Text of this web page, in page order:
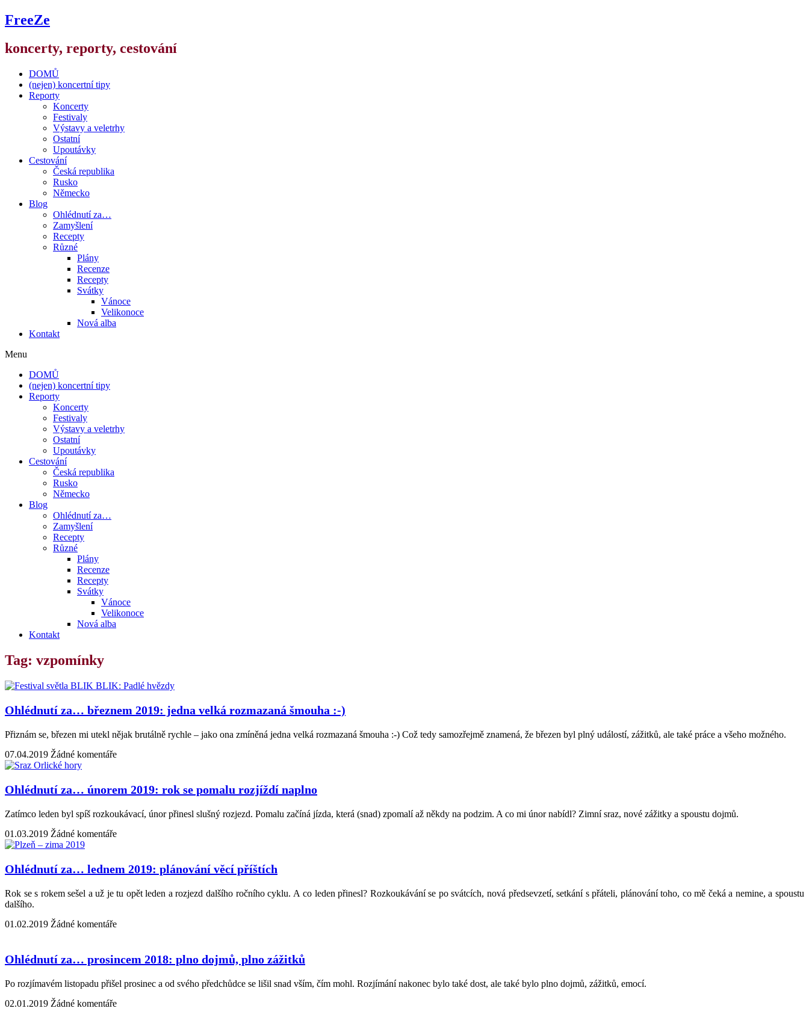
FreeZe
koncerty, reporty, cestování
DOMŮ
(nejen) koncertní tipy
Reporty
Koncerty
Festivaly
Výstavy a veletrhy
Ostatní
Upoutávky
Cestování
Česká republika
Rusko
Německo
Blog
Ohlédnutí za…
Zamyšlení
Recepty
Různé
Plány
Recenze
Recepty
Svátky
Vánoce
Velikonoce
Nová alba
Kontakt
Menu
DOMŮ
(nejen) koncertní tipy
Reporty
Koncerty
Festivaly
Výstavy a veletrhy
Ostatní
Upoutávky
Cestování
Česká republika
Rusko
Německo
Blog
Ohlédnutí za…
Zamyšlení
Recepty
Různé
Plány
Recenze
Recepty
Svátky
Vánoce
Velikonoce
Nová alba
Kontakt
Tag: vzpomínky
Ohlédnutí za… březnem 2019: jedna velká rozmazaná šmouha :-)
Přiznám se, březen mi utekl nějak brutálně rychle – jako ona zmíněná jedna velká rozmazaná šmouha :-) Což tedy samozřejmě znamená, že březen byl plný událostí, zážitků, ale také práce a všeho možného.
07.04.2019 Žádné komentáře
Ohlédnutí za… únorem 2019: rok se pomalu rozjíždí naplno
Zatímco leden byl spíš rozkoukávací, únor přinesl slušný rozjezd. Pomalu začíná jízda, která (snad) zpomalí až někdy na podzim. A co mi únor nabídl? Zimní sraz, nové zážitky a spoustu dojmů.
01.03.2019 Žádné komentáře
Ohlédnutí za… lednem 2019: plánování věcí příštích
Rok se s rokem sešel a už je tu opět leden a rozjezd dalšího ročního cyklu. A co leden přinesl? Rozkoukávání se po svátcích, nová předsevzetí, setkání s přáteli, plánování toho, co mě čeká a nemine, a spoustu
dalšího.
01.02.2019 Žádné komentáře
Ohlédnutí za… prosincem 2018: plno dojmů, plno zážitků
Po rozjímavém listopadu přišel prosinec a od svého předchůdce se lišil snad vším, čím mohl. Rozjímání nakonec bylo také dost, ale také bylo plno dojmů, zážitků, emocí.
02.01.2019 Žádné komentáře